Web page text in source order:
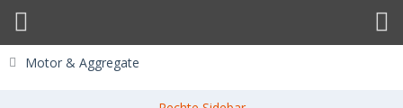
Motor & Aggregate